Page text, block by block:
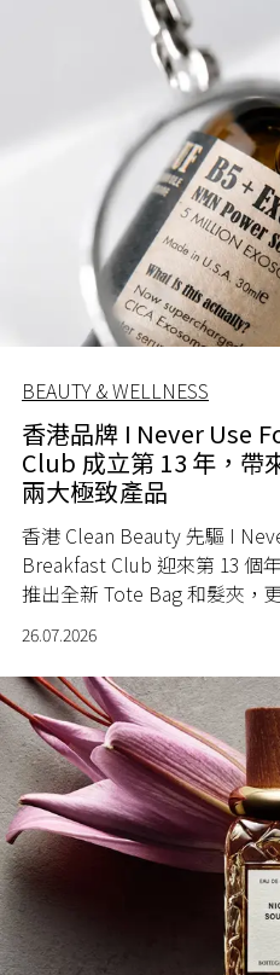
BEAUTY & WELLNESS
香港品牌 I Never Use
Club 成立第 13 年，帶
兩大極致產品
香港 Clean Beauty 先驅 I
Breakfast Club 迎來第 13 個
推出全新 Tote Bag 和髮夾，
26.07.2026